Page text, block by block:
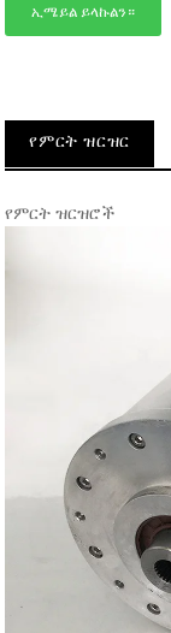
ኢሜይል ይላኩልን።
የምርት ዝርዝር
የምርት ዝርዝሮች